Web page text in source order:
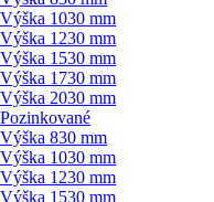
Výška 1030 mm
Výška 1230 mm
Výška 1530 mm
Výška 1730 mm
Výška 2030 mm
Pozinkované
Výška 830 mm
Výška 1030 mm
Výška 1230 mm
Výška 1530 mm